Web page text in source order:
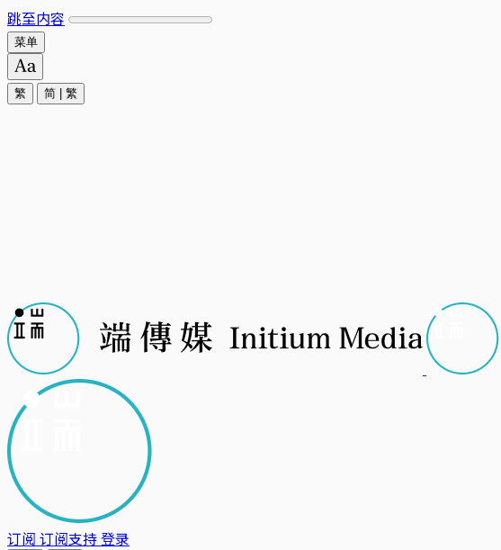
跳至内容
菜单
繁 简 繁
订阅 订阅支持登录